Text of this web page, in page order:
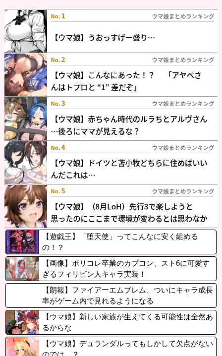
【遊戯王】「堕天使」ってこんなに安く組める
の！？
【画像】ポリコレ卒業のカプコン、スト6に可愛す
ぎるフィリピン人キャラ実装！
【朗報】ファイアーエムブレム、ついにキャラ成長
率がゲーム内で見れるようになる
【ウマ娘】新しい家族が生えてくる可能性は全然あ
るからな
【ウマ娘】デュランダルってもしかして欠点がない
のでは…？